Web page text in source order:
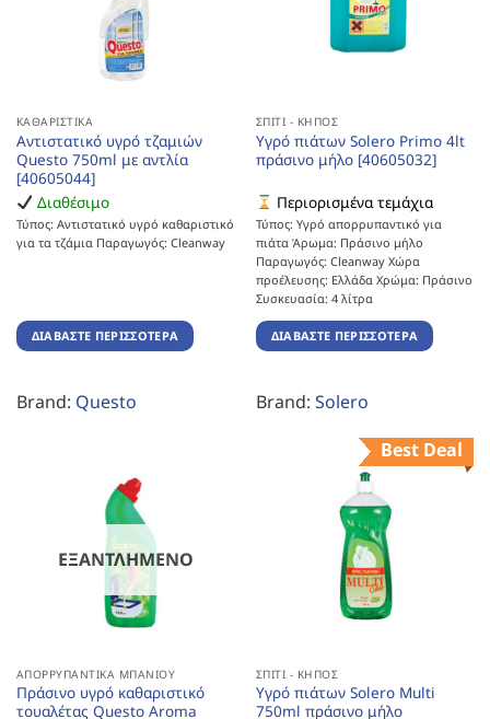
ΚΑΘΑΡΙΣΤΙΚΆ
Αντιστατικό υγρό τζαμιών
Questo 750ml με αντλία
[40605044]
Διαθέσιμο
Τύπος: Αντιστατικό υγρό καθαριστικό
για τα τζάμια Παραγωγός: Cleanway
ΔΙΑΒΆΣΤΕ ΠΕΡΙΣΣΌΤΕΡΑ
Brand: Questo
ΣΠΊΤΙ - ΚΉΠΟΣ
Υγρό πιάτων Solero Primo 4lt
πράσινο μήλο [40605032]
Περιορισμένα τεμάχια
Τύπος: Υγρό απορρυπαντικό για
πιάτα Άρωμα: Πράσινο μήλο
Παραγωγός: Cleanway Χώρα
προέλευσης: Ελλάδα Χρώμα: Πράσινο
Συσκευασία: 4 λίτρα
ΔΙΑΒΆΣΤΕ ΠΕΡΙΣΣΌΤΕΡΑ
Brand: Solero
ΕΞΑΝΤΛΗΜΈΝΟ
ΑΠΟΡΡΥΠΑΝΤΙΚΆ ΜΠΆΝΙΟΥ
Πράσινο υγρό καθαριστικό
τουαλέτας Questo Aroma
Best Deal
ΣΠΊΤΙ - ΚΉΠΟΣ
Υγρό πιάτων Solero Multi
750ml πράσινο μήλο